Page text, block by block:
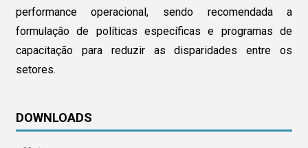
performance operacional, sendo recomendada a
formulação de políticas específicas e programas de
capacitação para reduzir as disparidades entre os
setores.
DOWNLOADS